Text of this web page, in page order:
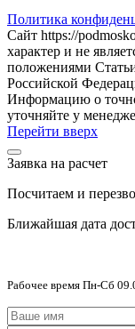
Политика
Сайт https://
характер и не
положениями
Российской
Информацию о
уточняйте у
Перейти вверх
Заявка на расчет
Посчитаем и
Ближайшая дата
Рабочее время Пн-Сб